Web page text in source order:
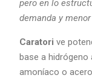
pero en lo
demanda y
Caratori ve
base a
amoníaco o